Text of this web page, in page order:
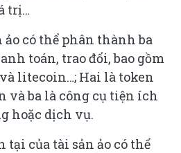
trị…
có thể phân thành ba
toán, trao đổi, bao gồm
litecoin…; Hai là token
và ba là công cụ tiện ích
hoặc dịch vụ.
của tài sản ảo có thể